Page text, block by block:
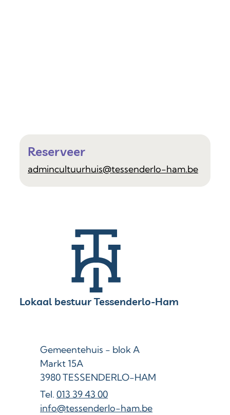
Reserveer
admincultuurhuis@tessenderlo-ham.be
Contact & openingsuren
Lokaal bestuur Tessenderlo-Ham
AdresGemeentehuis - blok A
Markt 15A
,3980TESSENDERLO-HAM
013 39 43 00
E-mailinfo@tessenderlo-ham.be